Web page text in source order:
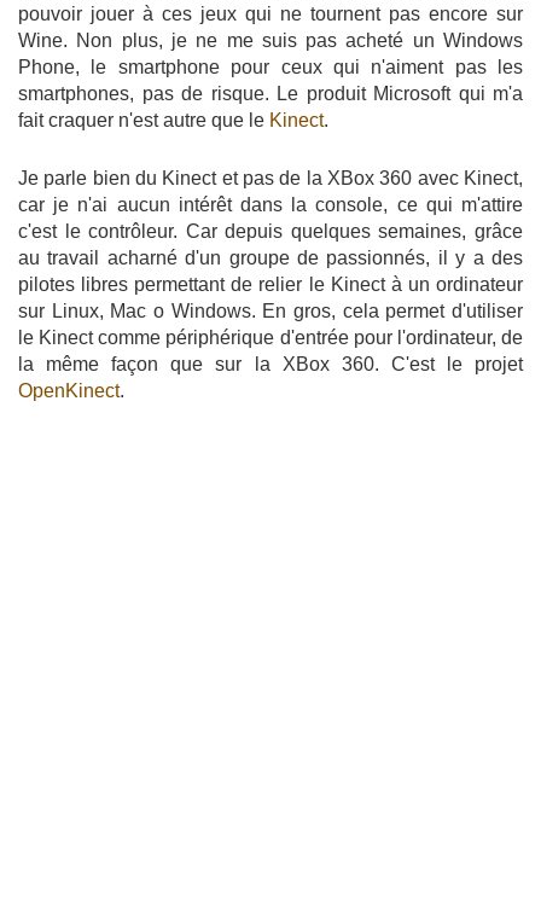
pouvoir jouer à ces jeux qui ne tournent pas encore sur
Wine. Non plus, je ne me suis pas acheté un Windows
Phone, le smartphone pour ceux qui n'aiment pas les
smartphones, pas de risque. Le produit Microsoft qui m'a
fait craquer n'est autre que le Kinect.
Je parle bien du Kinect et pas de la XBox 360 avec Kinect,
car je n'ai aucun intérêt dans la console, ce qui m'attire
c'est le contrôleur. Car depuis quelques semaines, grâce
au travail acharné d'un groupe de passionnés, il y a des
pilotes libres permettant de relier le Kinect à un ordinateur
sur Linux, Mac o Windows. En gros, cela permet d'utiliser
le Kinect comme périphérique d'entrée pour l'ordinateur, de
la même façon que sur la XBox 360. C'est le projet
OpenKinect.